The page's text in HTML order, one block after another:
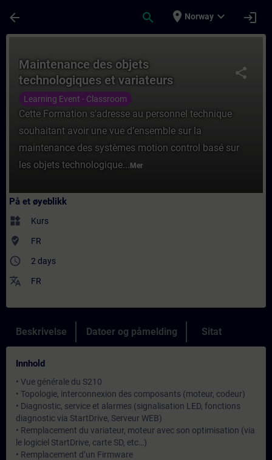
arrow_back search place Norway expand_more login
share
Maintenance des objets
technologiques et variateurs
SINAMICS S210
Learning Event - Classroom
Cette Formation s'adresse au personnel technique
souhaitant avoir une vue d’ensemble sur la
maintenance des systèmes motion control basé sur
les objets technologique... Mer
På et øyeblikk
widgets Kurs
where_to_vote FR
access_time 2 days
translate FR
Beskrivelse Datoer og påmelding Sitat
Innhold
• Vue générale du S210
• Topologie, interconnexion des composants (moteur, codeur)
• Diagnostic, service et alarmes (signalisation LED, fonctions
diagnostic via StartDrive, Serveur WEB)
• Remplacement du variateur, moteur avec son optimisation (via
le logiciel StartDrive, carte SD, etc…)
• Remplacement d’un Firmware